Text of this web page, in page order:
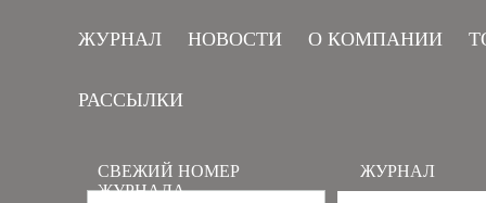
ЖУРНАЛ НОВОСТИ О КОМПАНИИ
РАССЫЛКИ
СВЕЖИЙ НОМЕР
ЖУРНАЛА
ЖУРНАЛ